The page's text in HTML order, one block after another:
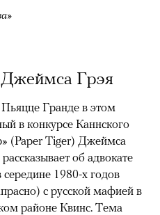
Грэя
Гранде в этом
в конкурсе Каннского
(Paper Tiger) Джеймса
об адвокате
1980-х годов
с русской мафией в
районе Квинс. Тема